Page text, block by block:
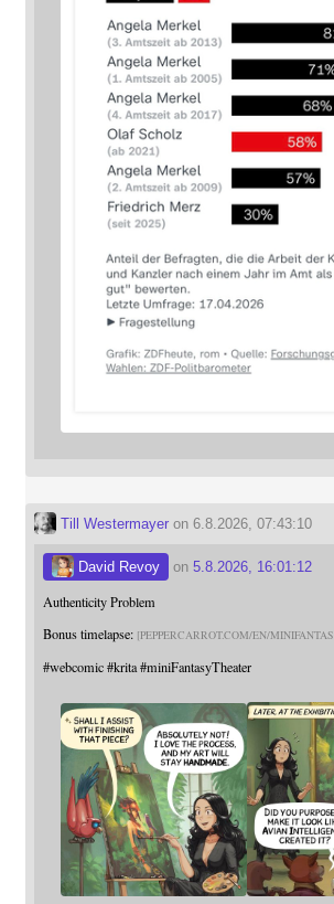
Till Westermayeron 6.8.2026, 07:43:10
David Revoy on 5.8.2026, 16:01:12
Authenticity Problem
Bonus timelapse: PEPPERCARROT.COM/EN/MINIFANTAS
#webcomic #krita #miniFantasyTheater